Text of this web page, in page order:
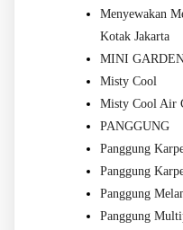
Menyewakan
Kotak Jakarta
MINI
Misty Cool
Misty Cool Air
PANGGUNG
Panggung
Panggung
Panggung
Panggung